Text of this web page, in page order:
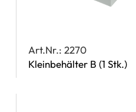
Art.Nr.: 2270
Kleinbehälter B(1 Stk.)